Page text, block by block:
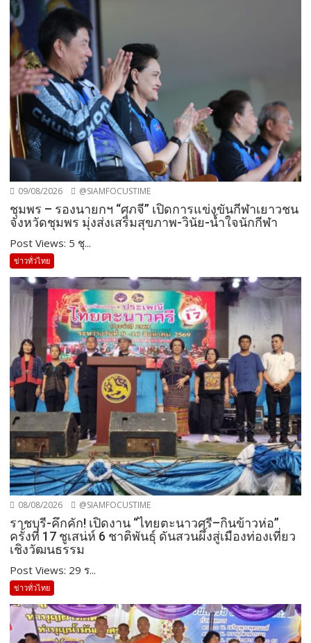
09/08/2026 @SIAMFOCUSTIME
ชุมพร – รองนายกฯ “ศุภจี” เปิดการแข่งขันกีฬาเยาวชน
จังหวัดชุมพร มุ่งส่งเสริมสุขภาพ-วินัย-น้ำใจนักกีฬา
Post Views: 5 ชุ...
ข่าวทั่วไทย
08/08/2026 @SIAMFOCUSTIME
ราชบุรี-คึกคัก! เปิดงาน “ไทยตะนาวศรี–กินข้าวห่อ”
ครั้งที่ 17 ชูเสน่ห์ 6 ชาติพันธุ์ ดันสวนผึ้งสู่เมืองท่องเที่ยว
เชิงวัฒนธรรม
Post Views: 29 ร...
ข่าวทั่วไทย